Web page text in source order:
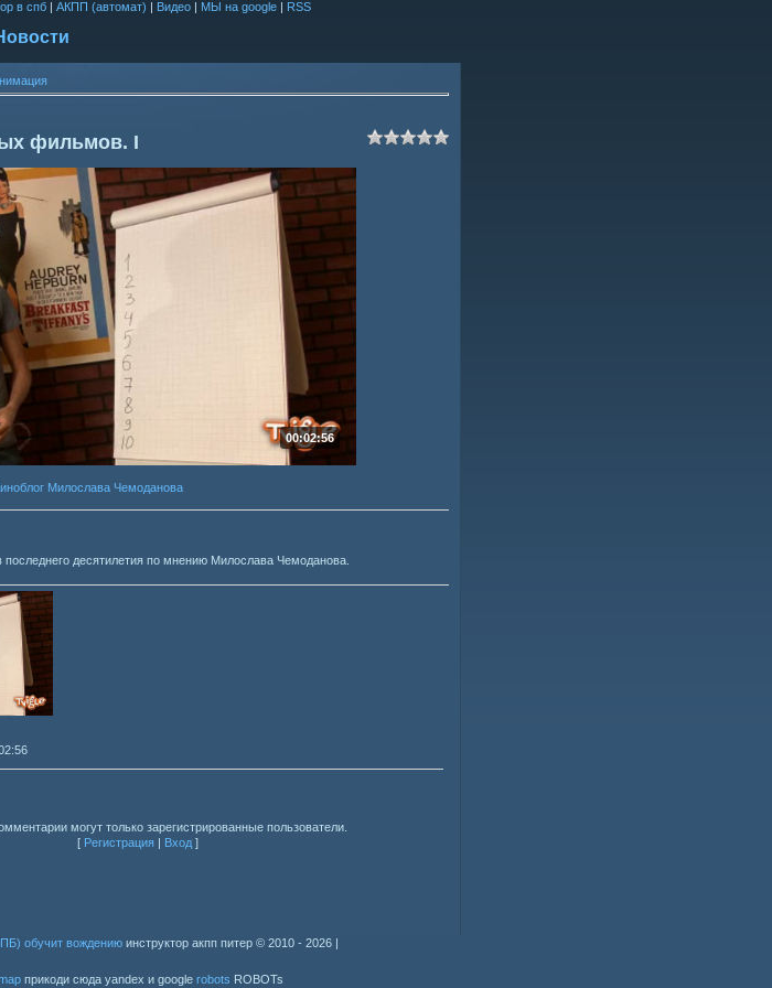
в спб| АКПП (автомат) | Видео| МЫ на google| RSS
фильмов. I
00:02:56
Милослава Чемоданова
десятилетия по мнению Милослава Чемоданова.
могут только зарегистрированные пользователи.
[ Регистрация | Вход ]
обучит вождению инструктор акпп питер © 2010 - 2026 |
прикоди сюда yandex и google robots ROBOTs